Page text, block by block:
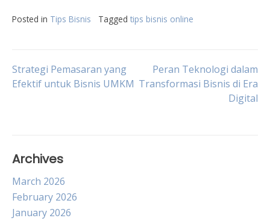
Posted in Tips Bisnis Tagged tips bisnis online
Post
Strategi Pemasaran yang
Efektif untuk Bisnis UMKM
Peran Teknologi dalam
Transformasi Bisnis di Era
Digital
Archives
March 2026
February 2026
January 2026